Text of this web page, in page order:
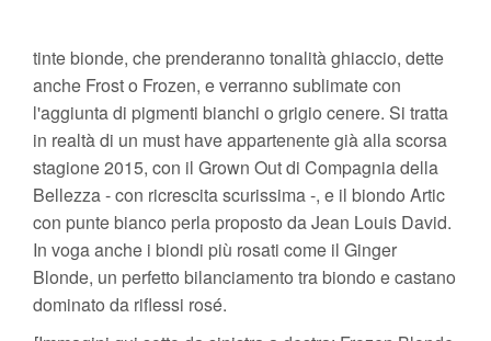
tinte bionde, che prenderanno tonalità ghiaccio, dette
anche Frost o Frozen, e verranno sublimate con
l'aggiunta di pigmenti bianchi o grigio cenere. Si tratta
in realtà di un must have appartenente già alla scorsa
stagione 2015, con il Grown Out di Compagnia della
Bellezza - con ricrescita scurissima -, e il biondo Artic
con punte bianco perla proposto da Jean Louis David.
In voga anche i biondi più rosati come il Ginger
Blonde, un perfetto bilanciamento tra biondo e castano
dominato da riflessi rosé.